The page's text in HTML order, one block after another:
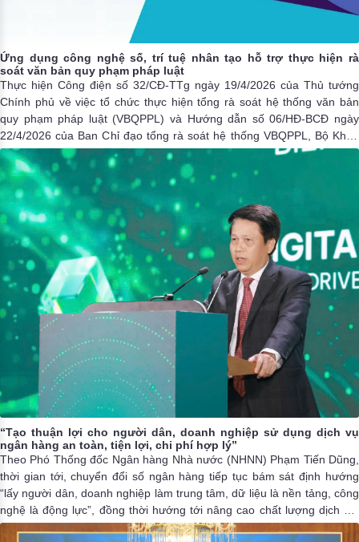
Ứng dụng công nghệ số, trí tuệ nhân tạo hỗ trợ thực hiện rà
soát văn bản quy phạm pháp luật
Thực hiện Công điện số 32/CĐ-TTg ngày 19/4/2026 của Thủ tướng
Chính phủ về việc tổ chức thực hiện tổng rà soát hệ thống văn bản
quy phạm pháp luật (VBQPPL) và Hướng dẫn số 06/HĐ-BCĐ ngày
22/4/2026 của Ban Chỉ đạo tổng rà soát hệ thống VBQPPL, Bộ Khoa
học và Công nghệ đã ban hành Công văn số 2766/BKHCN-TTCNTT
ngày 29/4/2026 hướng dẫn ứng dụng công nghệ số, trí tuệ nhân tạo
hỗ trợ thực hiện rà soát VBQPPL.
“Tạo thuận lợi cho người dân, doanh nghiệp sử dụng dịch vụ
ngân hàng an toàn, tiện lợi, chi phí hợp lý”
Theo Phó Thống đốc Ngân hàng Nhà nước (NHNN) Phạm Tiến Dũng,
thời gian tới, chuyển đổi số ngân hàng tiếp tục bám sát định hướng
“lấy người dân, doanh nghiệp làm trung tâm, dữ liệu là nền tảng, công
nghệ là động lực”, đồng thời hướng tới nâng cao chất lượng dịch vụ,
tạo thuận lợi cho người dân, doanh nghiệp tiếp cận và sử dụng dịch vụ